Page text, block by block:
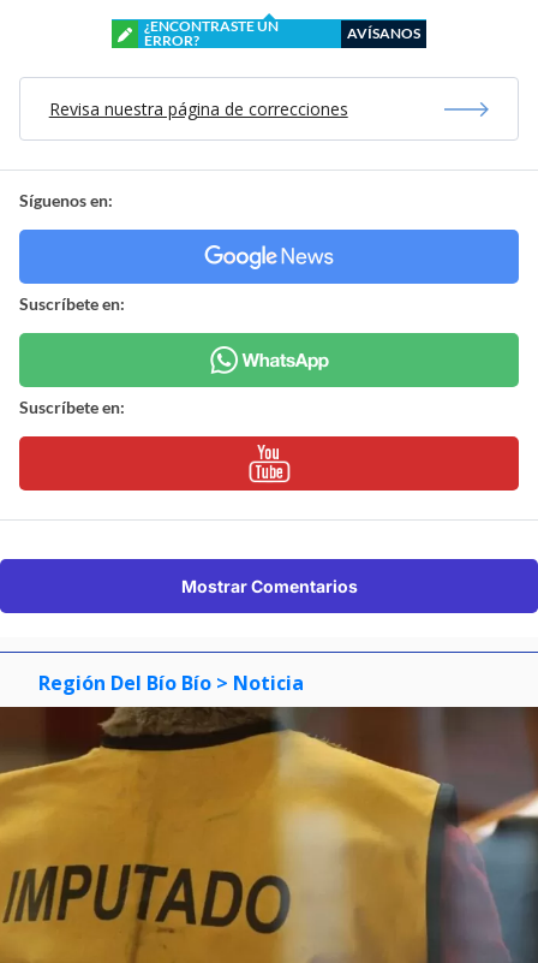
¿ENCONTRASTE UN
ERROR?
AVÍSANOS
Revisa nuestra página de correcciones
Síguenos en:
Suscríbete en:
Suscríbete en:
Mostrar Comentarios
Región Del Bío Bío > Noticia